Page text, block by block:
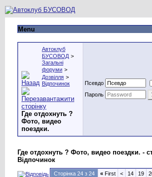
Menu
Автоклуб
БУСОВОД >
Загальні
форуми >
Дозвілля >
Відпочинок
Где отдохнуть ?
Фото, видео
поездки.
Псевдо
Пароль
Где отдохнуть ? Фото, видео поездки. -
Відпочинок
Сторінка 24 з 24 « First < 14 19